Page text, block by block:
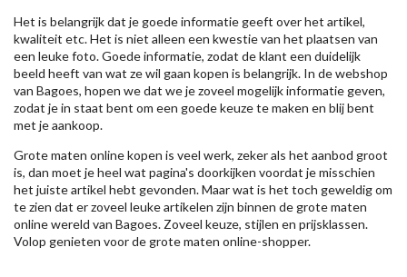
Het is belangrijk dat je goede informatie geeft over het artikel,
kwaliteit etc. Het is niet alleen een kwestie van het plaatsen van
een leuke foto. Goede informatie, zodat de klant een duidelijk
beeld heeft van wat ze wil gaan kopen is belangrijk. In de webshop
van Bagoes, hopen we dat we je zoveel mogelijk informatie geven,
zodat je in staat bent om een goede keuze te maken en blij bent
met je aankoop.
Grote maten online kopen is veel werk, zeker als het aanbod groot
is, dan moet je heel wat pagina's doorkijken voordat je misschien
het juiste artikel hebt gevonden. Maar wat is het toch geweldig om
te zien dat er zoveel leuke artikelen zijn binnen de grote maten
online wereld van Bagoes. Zoveel keuze, stijlen en prijsklassen.
Volop genieten voor de grote maten online-shopper.